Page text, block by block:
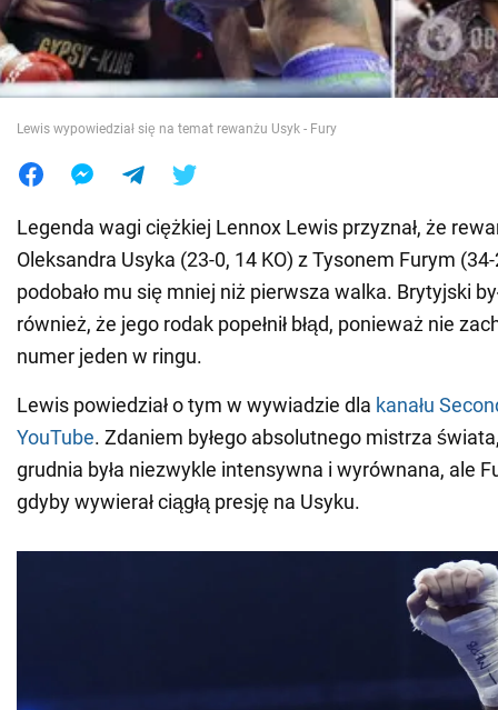
Świat
Jedzenie
Lewis wypowiedział się na temat rewanżu Usyk - Fury
Legenda wagi ciężkiej Lennox Lewis przyznał, że
Oleksandra Usyka (23-0, 14 KO) z Tysonem Furym (34-
podobało mu się mniej niż pierwsza walka. Brytyjski
również, że jego rodak popełnił błąd, ponieważ nie
numer jeden w ringu.
Lewis powiedział o tym w wywiadzie dla kanału
YouTube. Zdaniem byłego absolutnego mistrza
grudnia była niezwykle intensywna i wyrównana, ale
gdyby wywierał ciągłą presję na Usyku.